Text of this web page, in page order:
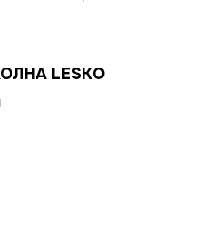
LESKO